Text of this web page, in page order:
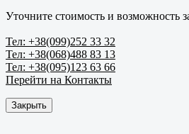
Уточните стоимость и возможность
Тел: +38(099)252 33 32
Тел: +38(068)488 83 13
Тел: +38(095)123 63 66
Перейти на Контакты
Закрыть